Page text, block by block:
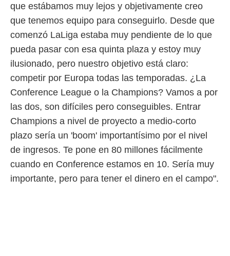
que estábamos muy lejos y objetivamente creo
que tenemos equipo para conseguirlo. Desde que
comenzó LaLiga estaba muy pendiente de lo que
pueda pasar con esa quinta plaza y estoy muy
ilusionado, pero nuestro objetivo está claro:
competir por Europa todas las temporadas. ¿La
Conference League o la Champions? Vamos a por
las dos, son difíciles pero conseguibles. Entrar
Champions a nivel de proyecto a medio-corto
plazo sería un 'boom' importantísimo por el nivel
de ingresos. Te pone en 80 millones fácilmente
cuando en Conference estamos en 10. Sería muy
importante, pero para tener el dinero en el campo".